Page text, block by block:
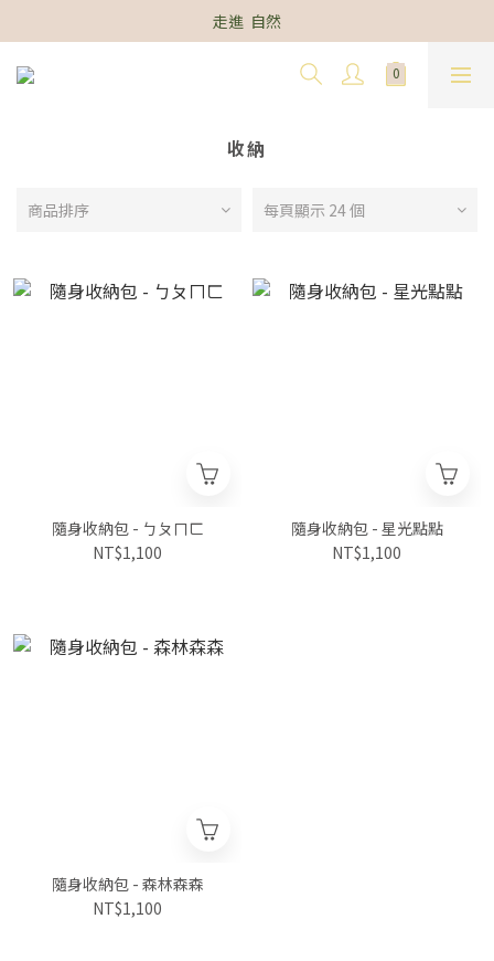
走進  自然
收納
商品排序 每頁顯示 24 個
隨身收納包 - ㄅㄆㄇㄈ
NT$1,100
隨身收納包 - 星光點點
NT$1,100
隨身收納包 - 森林森森
NT$1,100